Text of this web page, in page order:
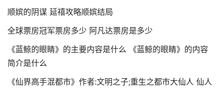
顺嫔的阴谋 延禧攻略顺嫔结局
全球票房冠军票房多少 阿凡达票房是多少
《蓝鲸的眼睛》的主要内容是什么 《蓝鲸的眼睛》的内容
简介是什么
《仙界高手混都市》作者:文明之子;重生之都市大仙人 仙人